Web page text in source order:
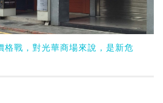
格戰，對光華商場來說，是新危